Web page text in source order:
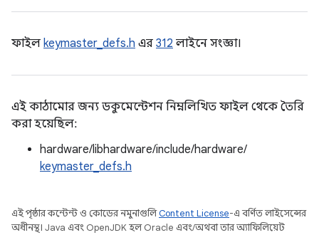
ফাইল keymaster_defs.h এর 312 লাইনে সংজ্ঞা।
এই কাঠামোর জন্য ডকুমেন্টেশন নিম্নলিখিত ফাইল থেকে তৈরি
করা হয়েছিল:
hardware/libhardware/include/hardware/
keymaster_defs.h
এই পৃষ্ঠার কন্টেন্ট ও কোডের নমুনাগুলিContent License-এ বর্ণিত লাইসেন্সের
অধীনস্থ। Java এবং OpenJDK হল Oracle এবং/অথবা তার অ্যাফিলিয়েট